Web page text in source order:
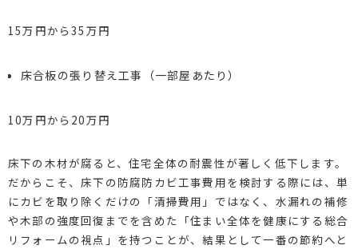
15万円から35万円
床合板の張り替え工事（一部屋あたり）
10万円から20万円
床下の木材が腐ると、住宅全体の耐震性が著しく低下します。
だからこそ、床下の防腐防カビ工事費用を検討する際には、単
にカビを取り除くだけの「清掃費用」ではなく、水漏れの補修
や木部の強度回復までを含めた「住まい全体を健康にする総合
リフォームの視点」を持つことが、結果として一番の節約へと